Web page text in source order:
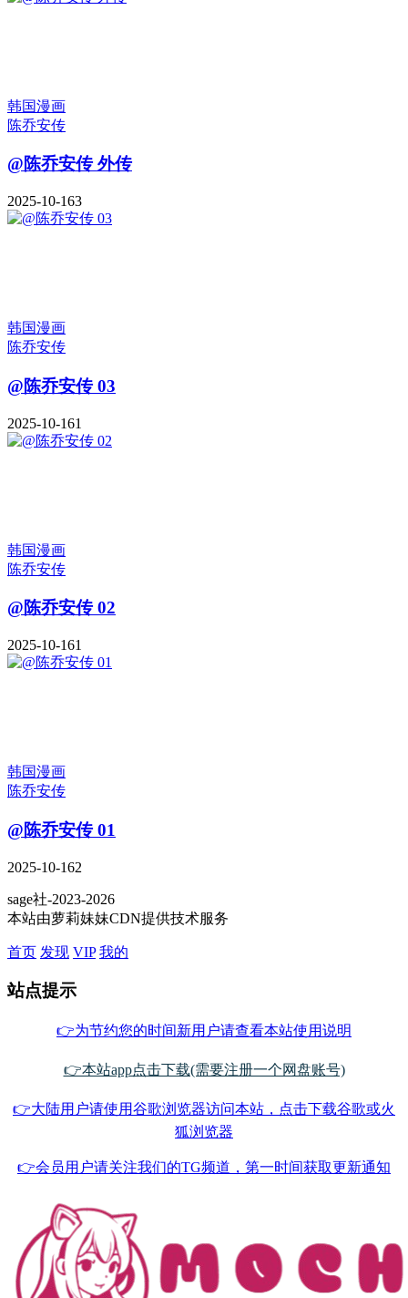
韩国漫画
陈乔安传
@陈乔安传 外传
2025-10-163
韩国漫画
陈乔安传
@陈乔安传 03
2025-10-161
韩国漫画
陈乔安传
@陈乔安传 02
2025-10-161
韩国漫画
陈乔安传
@陈乔安传 01
2025-10-162
sage社-2023-2026
本站由萝莉妹妹CDN提供技术服务
首页 发现 VIP 我的
站点提示
👉为节约您的时间新用户请查看本站使用说明
👉本站app点击下载(需要注册一个网盘账号)
👉大陆用户请使用谷歌浏览器访问本站，点击下载谷歌或火
狐浏览器
👉会员用户请关注我们的TG频道，第一时间获取更新通知